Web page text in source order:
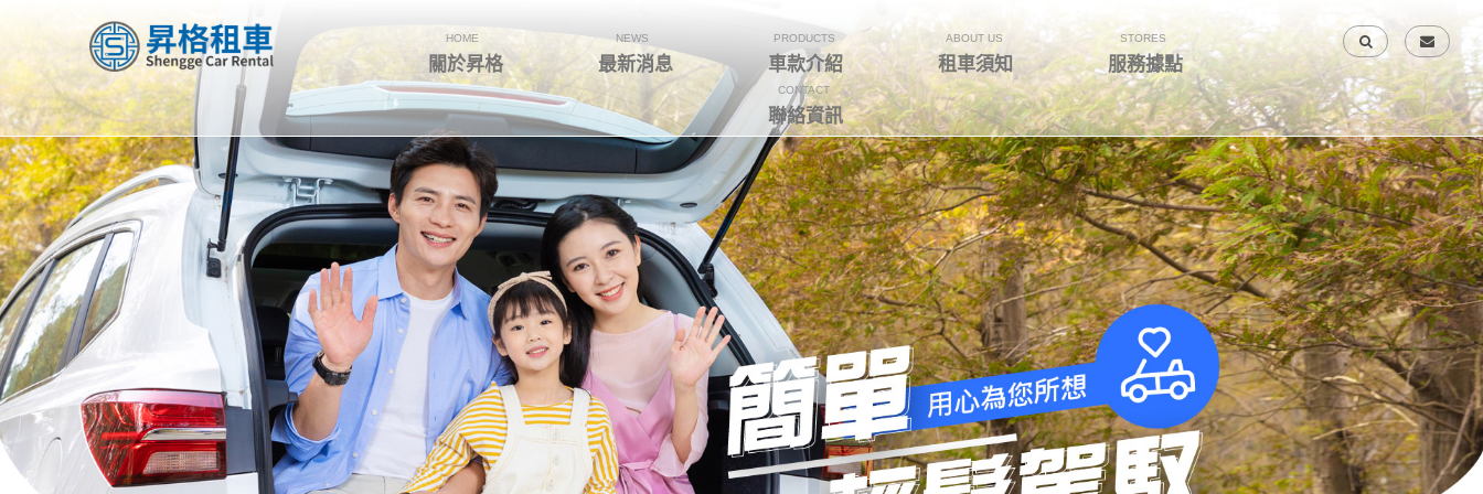
HOME
關於昇格
NEWS
最新消息
PRODUCTS
車款介紹
ABOUT US
租車須知
STORES
服務據點
CONTACT
聯絡資訊